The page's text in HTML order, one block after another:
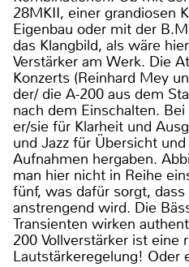
28MKII, einer grandiosen
Eigenbau oder mit der
das Klangbild, als wäre
Verstärker am Werk. Die
Konzerts (Reinhard Mey
der/ die A-200 aus dem
nach dem Einschalten.
er/sie für Klarheit und
und Jazz für Übersicht
Aufnahmen hergaben.
man hier nicht in Reihe
fünf, was dafür sorgt,
anstrengend wird. Die
Transienten wirken
200 Vollverstärker ist
Lautstärkeregelung! Oder